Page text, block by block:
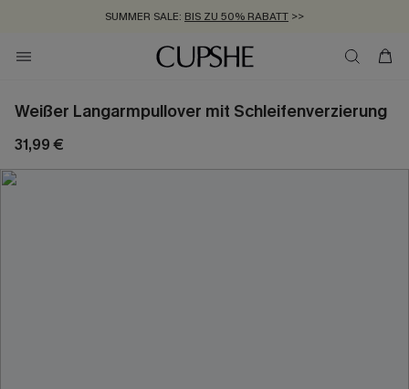
SUMMER SALE: BIS ZU 50% RABATT >>
ZUM NEWSLETTER:BIS ZU -20% EXTRA ERHALTEN
KOSTENLOSER VERSAND AB 89 €
Weißer Langarmpullover mit Schleifenverzierung
31,99 €